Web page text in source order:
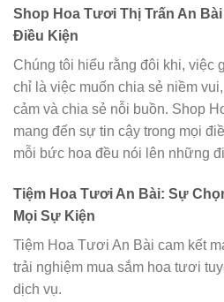
Shop Hoa Tươi Thị Trấn An
Điều Kiện
Chúng tôi hiểu rằng đôi khi, việc
chỉ là việc muốn chia sẻ niềm
cảm và chia sẻ nỗi buồn. Shop
mang đến sự tin cậy trong mọi
mỗi bức hoa đều nói lên những
Tiệm Hoa Tươi An Bài: Sự
Mọi Sự Kiện
Tiệm Hoa Tươi An Bài cam kết
trải nghiệm mua sắm hoa tươi
dịch vụ.